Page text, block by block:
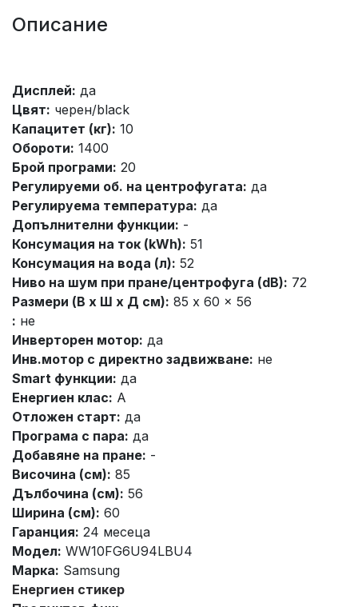
Описание
Дисплей: да
Цвят: черен/black
Капацитет (кг): 10
Обороти: 1400
Брой програми: 20
Регулируеми об. на центрофугата: да
Регулируема температура: да
Допълнителни функции: -
Консумация на ток (kWh): 51
Консумация на вода (л): 52
Ниво на шум при пране/центрофуга (dB): 72
Размери (В x Ш x Д см): 85 x 60 x 56
: не
Инверторен мотор: да
Инв.мотор с директно задвижване: не
Smart функции: да
Енергиен клас: A
Отложен старт: да
Програма с пара: да
Добавяне на пране: -
Височина (см): 85
Дълбочина (см): 56
Ширина (см): 60
Гаранция: 24 месеца
Модел: WW10FG6U94LBU4
Марка: Samsung
Енергиен стикер